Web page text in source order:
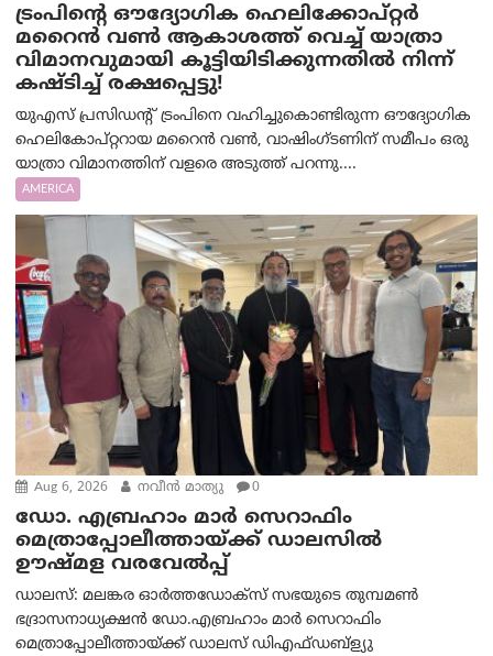
ട്രം‌പിന്റെ ഔദ്യോഗിക ഹെലിക്കോപ്റ്റര്‍
മറൈന്‍ വണ്‍ ആകാശത്ത് വെച്ച് യാത്രാ
വിമാനവുമായി കൂട്ടിയിടിക്കുന്നതിൽ നിന്ന്
കഷ്ടിച്ച് രക്ഷപ്പെട്ടു!
യുഎസ് പ്രസിഡന്റ് ട്രംപിനെ വഹിച്ചുകൊണ്ടിരുന്ന ഔദ്യോഗിക
ഹെലികോപ്റ്ററായ മറൈൻ വൺ, വാഷിംഗ്ടണിന് സമീപം ഒരു
യാത്രാ വിമാനത്തിന് വളരെ അടുത്ത് പറന്നു....
AMERICA
Aug 6, 2026 നവീൻ മാത്യു 0
ഡോ. എബ്രഹാം മാർ സെറാഫിം
മെത്രാപ്പോലീത്തായ്ക്ക് ഡാലസിൽ
ഊഷ്മള വരവേൽപ്പ്
ഡാലസ്: മലങ്കര ഓർത്തഡോക്സ് സഭയുടെ തുമ്പമൺ
ഭദ്രാസനാധ്യക്ഷൻ ഡോ.എബ്രഹാം മാർ സെറാഫിം
മെത്രാപ്പോലീത്തായ്ക്ക് ഡാലസ് ഡിഎഫ്ഡബ്ള്യു